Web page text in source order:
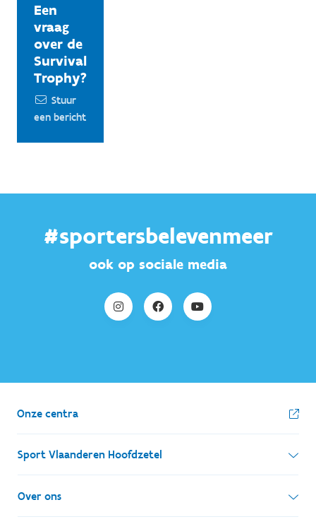
Een
vraag
over de
Survival
Trophy?
Stuur
een bericht
#sportersbelevenmeer
ook op sociale media
Onze centra
Sport Vlaanderen Hoofdzetel
Simon Bolivarlaan 17
1000 Brussel
Over ons